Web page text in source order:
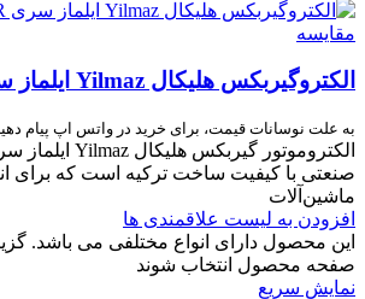
مقایسه
الکتروگیربکس هلیکال Yilmaz ایلماز سری MR
به علت نوسانات قیمت، برای خرید در واتس اپ پیام
صنعتی با کیفیت ساخت ترکیه است که برای
ماشین‌آلات
افزودن به لیست علاقمندی ها
این محصول دارای انواع مختلفی می باشد.
صفحه محصول انتخاب شوند
نمایش سریع